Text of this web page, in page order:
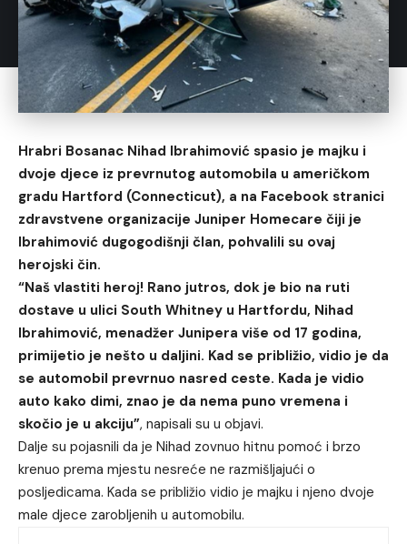
Hrabri Bosanac Nihad Ibrahimović spasio je majku i
dvoje djece iz prevrnutog automobila u američkom
gradu Hartford (Connecticut), a na Facebook stranici
zdravstvene organizacije Juniper Homecare čiji je
Ibrahimović dugogodišnji član, pohvalili su ovaj
herojski čin.
“Naš vlastiti heroj! Rano jutros, dok je bio na ruti
dostave u ulici South Whitney u Hartfordu, Nihad
Ibrahimović, menadžer Junipera više od 17 godina,
primijetio je nešto u daljini. Kad se približio, vidio je da
se automobil prevrnuo nasred ceste. Kada je vidio
auto kako dimi, znao je da nema puno vremena i
skočio je u akciju”, napisali su u objavi.
Dalje su pojasnili da je Nihad zovnuo hitnu pomoć i brzo
krenuo prema mjestu nesreće ne razmišljajući o
posljedicama. Kada se približio vidio je majku i njeno dvoje
male djece zarobljenih u automobilu.